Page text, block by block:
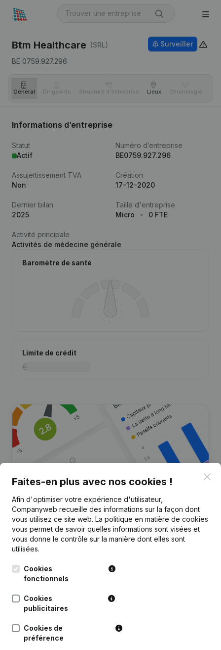
Btm Healthcare (SRL)
BE 0759.927.296
Surveiller
Général Dirigeants Structure d'entreprise Lieux Chronologie
Informations d’entreprise
Statut
Actif
Numéro d’entreprise
BE0759.927.296
Assujettissement TVA
Non
Création
17-12-2020
Dernier bilan
2025
Taille d'entreprise
Micro
0 FTE
Activité principale
Activités de médecine générale
Baromètre de santé
Limite de crédit
Vous recherchez plus
d’informations sur cette entreprise
?
Consulter la santé en un coup d'oeil
Choisissez des informations rapides ou des détails
granulaires
importants
Essayer gratuitement Découvrir plus
Essai gratuit de 7 jours, aucune carte de crédit requise.
Faites-en plus avec nos cookies !
Afin d'optimiser votre expérience d'utilisateur,
Companyweb recueille des informations sur la façon dont
vous utilisez ce site web. La politique en matière de cookies
vous permet de savoir quelles informations sont visées et
vous donne le contrôle sur la manière dont elles sont
utilisées.
Cookies
fonctionnels
Cookies
publicitaires
Cookies de
préférence